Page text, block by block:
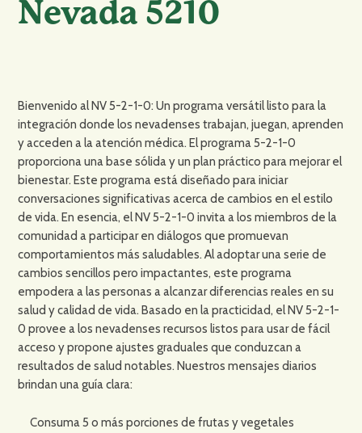
Nevada 5210
Bienvenido al NV 5-2-1-0: Un programa versátil listo para la
integración donde los nevadenses trabajan, juegan, aprenden
y acceden a la atención médica. El programa 5-2-1-0
proporciona una base sólida y un plan práctico para mejorar el
bienestar. Este programa está diseñado para iniciar
conversaciones significativas acerca de cambios en el estilo
de vida. En esencia, el NV 5-2-1-0 invita a los miembros de la
comunidad a participar en diálogos que promuevan
comportamientos más saludables. Al adoptar una serie de
cambios sencillos pero impactantes, este programa
empodera a las personas a alcanzar diferencias reales en su
salud y calidad de vida. Basado en la practicidad, el NV 5-2-1-
0 provee a los nevadenses recursos listos para usar de fácil
acceso y propone ajustes graduales que conduzcan a
resultados de salud notables. Nuestros mensajes diarios
brindan una guía clara:
Consuma 5 o más porciones de frutas y vegetales